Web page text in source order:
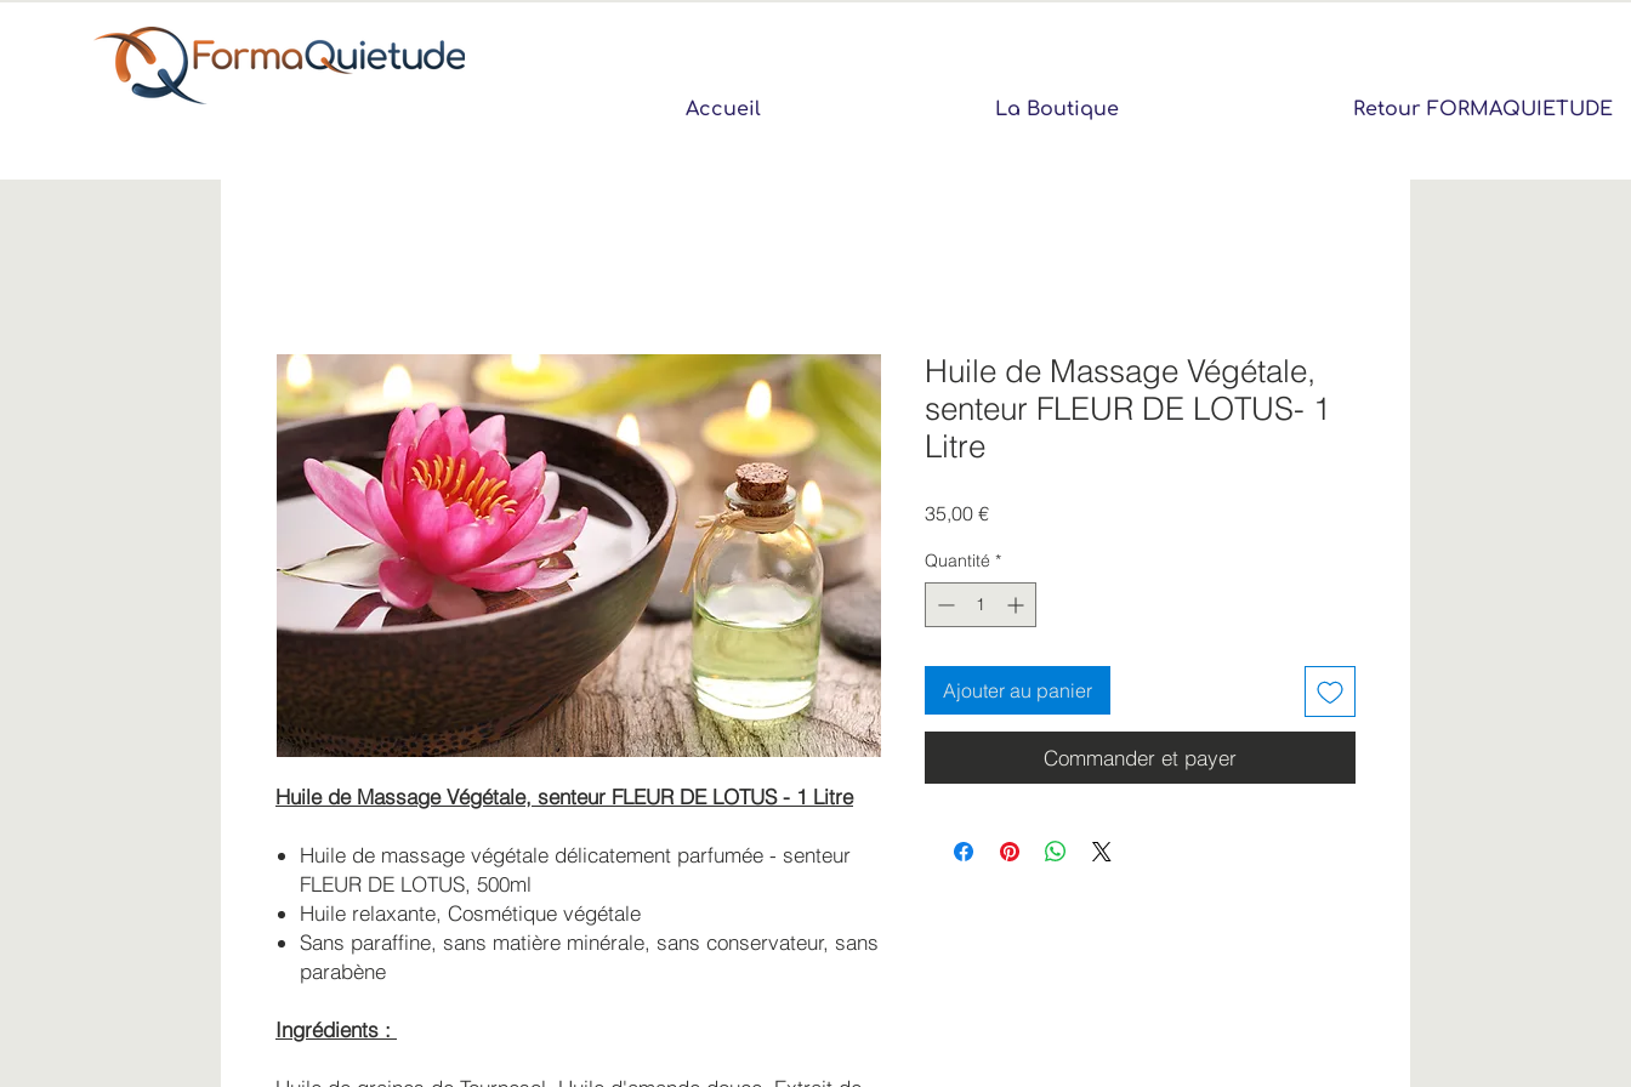
Retour FORMAQUIETUDE
La Boutique
Accueil
Huile de Massage Végétale, senteur FLEUR DE LOTUS - 1 Litre
Huile de massage végétale délicatement parfumée - senteur
FLEUR DE LOTUS, 500ml
Huile relaxante, Cosmétique végétale
Sans paraffine, sans matière minérale, sans conservateur, sans
parabène
Ingrédients :
Huile de Massage Végétale,
senteur FLEUR DE LOTUS- 1
Litre
35,00 €Prix
Quantité *
Ajouter au panier
Commander et payer